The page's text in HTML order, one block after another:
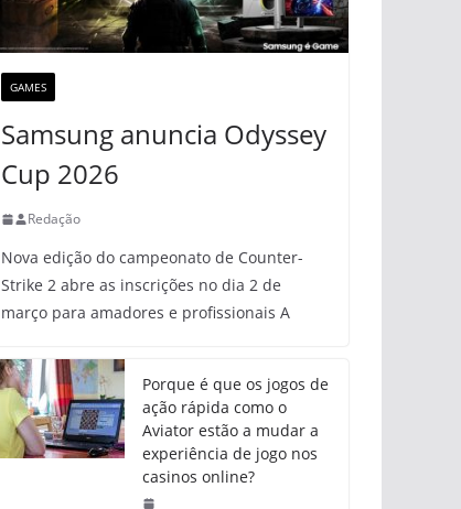
GAMES
Samsung anuncia Odyssey
Cup 2026
Redação
Nova edição do campeonato de Counter-
Strike 2 abre as inscrições no dia 2 de
março para amadores e profissionais A
Porque é que os jogos de
ação rápida como o
Aviator estão a mudar a
experiência de jogo nos
casinos online?